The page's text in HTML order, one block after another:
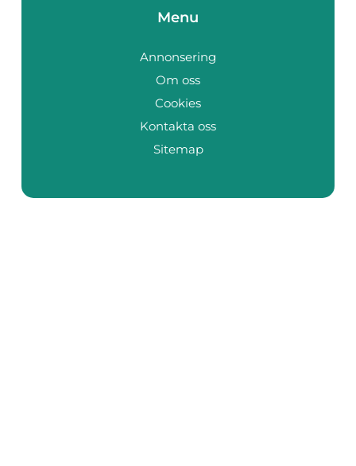
Menu
Annonsering
Om oss
Cookies
Kontakta oss
Sitemap